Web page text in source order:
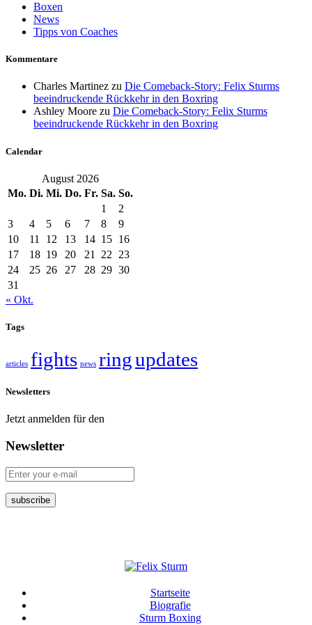
Boxen
News
Tipps von Coaches
Kommentare
Charles Martinez zu Die Comeback-Story: Felix Sturms
beeindruckende Rückkehr in den Boxring
Ashley Moore zu Die Comeback-Story: Felix Sturms
beeindruckende Rückkehr in den Boxring
Calendar
August 2026
Mo. Di. Mi. Do. Fr. Sa. So.
1
2
3
4 5 6 7 8
9
10
11 12 13 14 15 16
17
18 19 20 21 22
23
24
25 26 27 28 29 30
31
« Okt.
Tags
articles fights news ringupdates
Newsletters
Jetzt anmelden für den
Newsletter
Startseite
Biografie
Sturm Boxing